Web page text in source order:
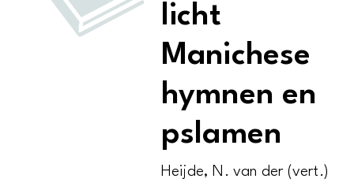
licht
Manichese
hymnen en
pslamen
Heijde, N. van der (vert.)